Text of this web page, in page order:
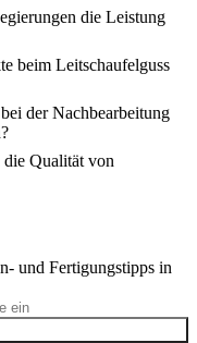
die Leistung
beim Leitschaufelguss
der Nachbearbeitung
die Qualität von
und Fertigungstipps in